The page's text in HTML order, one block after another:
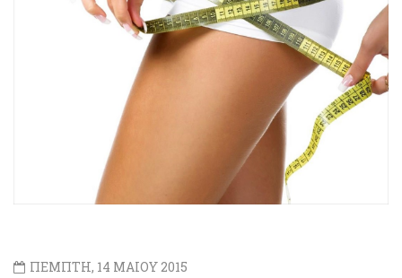
ΠΕΜΠΤΗ, 14 ΜΑΙΟΥ 2015